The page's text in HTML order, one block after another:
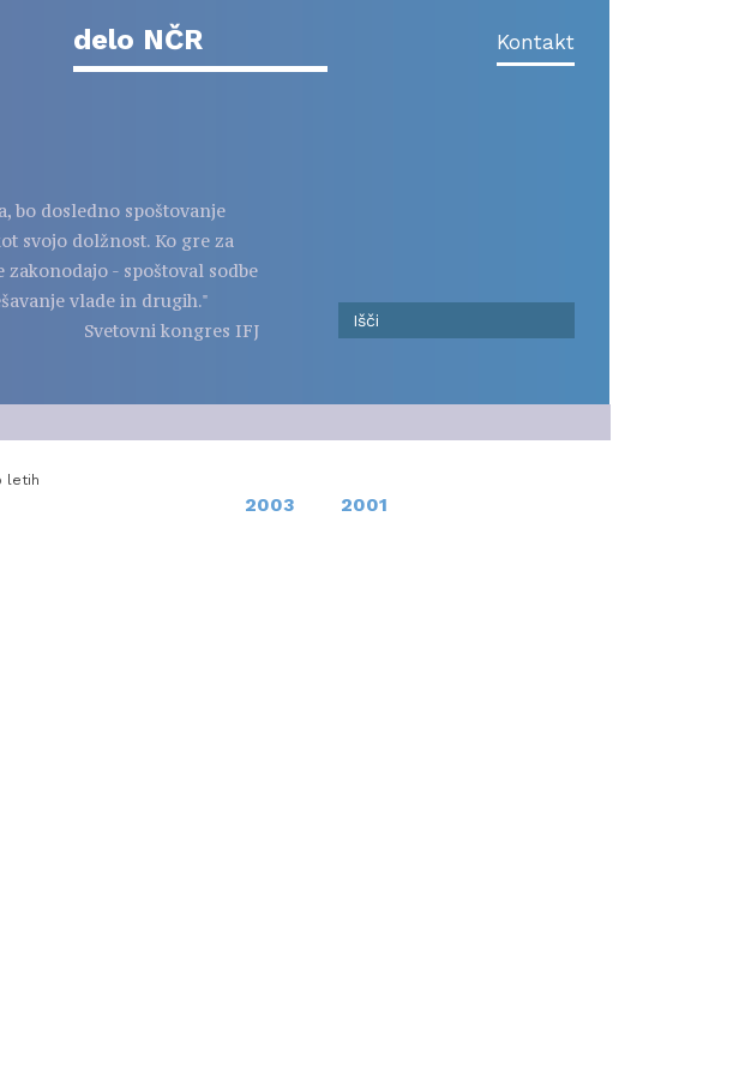
delo NČR Kontakt
bo dosledno spoštovanje
svojo dolžnost. Ko gre za
- spoštoval sodbe
vlade in drugih."
Svetovni kongres IFJ
letih
2003 2001